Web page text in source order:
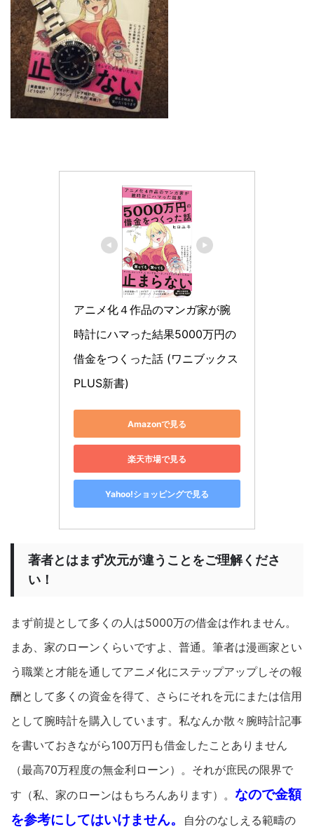
アニメ化４作品のマンガ家が腕
時計にハマった結果5000万円の
借金をつくった話 (ワニブックス
PLUS新書)
Amazonで見る
楽天市場で見る
Yahoo!ショッピングで見る
著者とはまず次元が違うことをご理解くださ
い！
まず前提として多くの人は5000万の借金は作れません。
まあ、家のローンくらいですよ、普通。筆者は漫画家とい
う職業と才能を通してアニメ化にステップアップしその報
酬として多くの資金を得て、さらにそれを元にまたは信用
として腕時計を購入しています。私なんか散々腕時計記事
を書いておきながら100万円も借金したことありません
（最高70万程度の無金利ローン）。それが庶民の限界で
す（私、家のローンはもちろんあります）。 なので金額
を参考にしてはいけません。
自分のなしえる範疇の